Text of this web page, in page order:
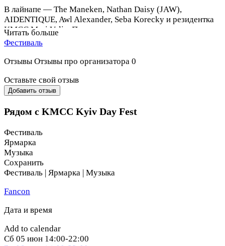
В лайнапе — The Maneken, Nathan Daisy (JAW),
AIDENTIQUE, Awl Alexander, Seba Korecky и резидентка
KMCC Mari Velia. Параллельно состоятся
благотворительные активности RAVE & RUN на
Трухановом острове и URBAN YOGA в Urban Sport City.
Читать больше
Фестиваль
Отзывы Отзывы про организатора 0
Оставьте свой отзыв
Добавить отзыв
Рядом с KMCC Kyiv Day Fest
Фестиваль
Ярмарка
Музыка
Сохранить
Фестиваль | Ярмарка | Музыка
Fancon
Дата и время
Add to calendar
Сб 05 июн 14:00-22:00